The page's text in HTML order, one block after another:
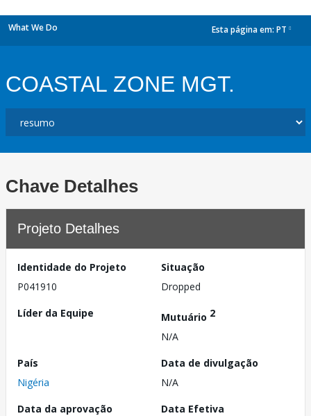
What We Do Esta página em: PT
COASTAL ZONE MGT.
Chave Detalhes
Projeto Detalhes
Identidade do Projeto
P041910
Situação
Dropped
Líder da Equipe
Mutuário 2
N/A
País
Nigéria
Data de divulgação
N/A
Data da aprovação
Data Efetiva